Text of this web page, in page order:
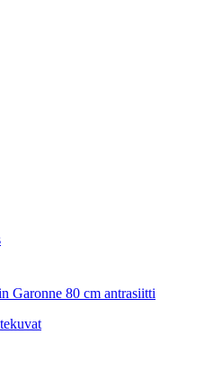
Garonne 80 cm antrasiitti